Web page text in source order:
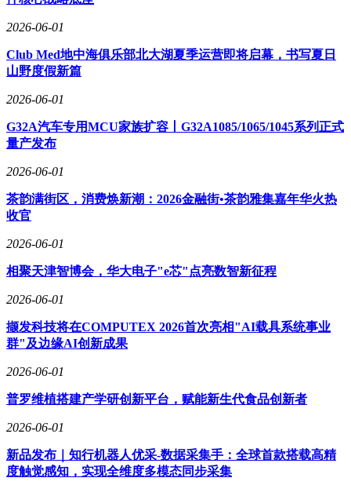
2026-06-01
Club Med地中海俱乐部北大湖夏季运营即将启幕，书写夏日
山野度假新篇
2026-06-01
G32A汽车专用MCU家族扩容丨G32A1085/1065/1045系列正式
量产发布
2026-06-01
茶韵满街区，消费焕新潮：2026金融街•茶韵雅集嘉年华火热
收官
2026-06-01
相聚天津智博会，华大电子"e芯"点亮数智新征程
2026-06-01
撷发科技将在COMPUTEX 2026首次亮相"AI载具系统事业
群"及边缘AI创新成果
2026-06-01
普罗维植搭建产学研创新平台，赋能新生代食品创新者
2026-06-01
新品发布｜知行机器人优采-数据采集手：全球首款搭载高精
度触觉感知，实现全维度多模态同步采集